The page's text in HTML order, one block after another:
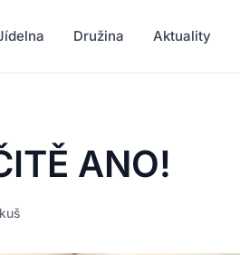
Družina Aktuality
ANO!